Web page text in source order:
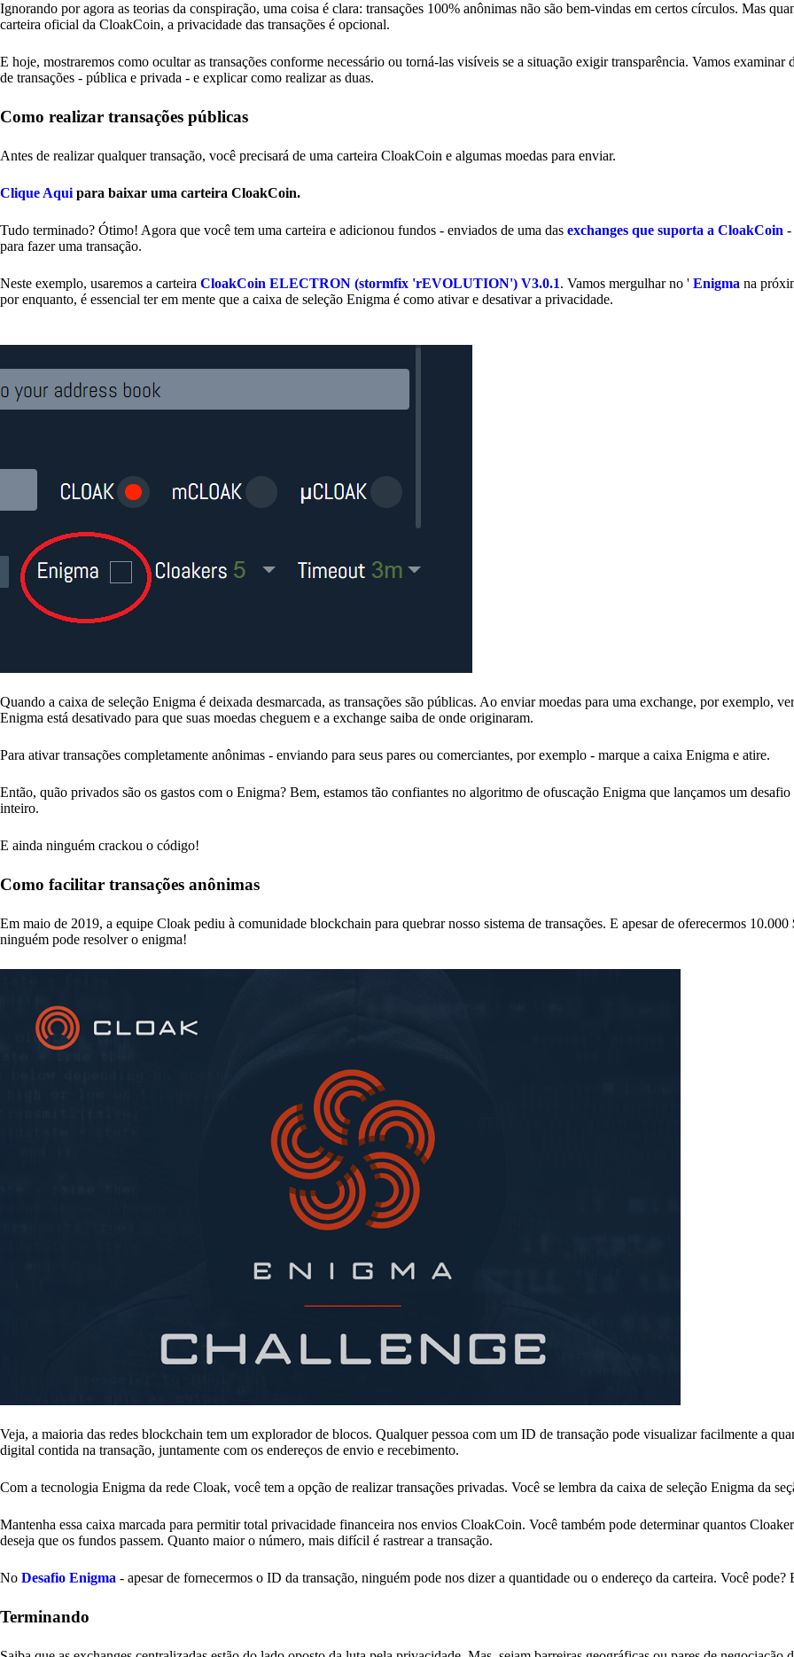
Ignorando por agora as teorias da conspiração, uma coisa é clara: transações 100% anônimas não são bem-vindas em certos círculos. Mas
carteira oficial da CloakCoin, a privacidade das transações é opcional.
E hoje, mostraremos como ocultar as transações conforme necessário ou torná-las visíveis se a situação exigir transparência. Vamos examinar
de transações - pública e privada - e explicar como realizar as duas.
Como realizar transações públicas
Antes de realizar qualquer transação, você precisará de uma carteira CloakCoin e algumas moedas para enviar.
Clique Aqui para baixar uma carteira CloakCoin.
Tudo terminado? Ótimo! Agora que você tem uma carteira e adicionou fundos - enviados de uma das exchanges que suporta a CloakCoin -
para fazer uma transação.
Neste exemplo, usaremos a carteira CloakCoin ELECTRON (stormfix 'rEVOLUTION') V3.0.1. Vamos mergulhar no ' Enigma na
por enquanto, é essencial ter em mente que a caixa de seleção Enigma é como ativar e desativar a privacidade.
Quando a caixa de seleção Enigma é deixada desmarcada, as transações são públicas. Ao enviar moedas para uma exchange, por exemplo,
Enigma está desativado para que suas moedas cheguem e a exchange saiba de onde originaram.
Para ativar transações completamente anônimas - enviando para seus pares ou comerciantes, por exemplo - marque a caixa Enigma e atire.
Então, quão privados são os gastos com o Enigma? Bem, estamos tão confiantes no algoritmo de ofuscação Enigma que lançamos um
inteiro.
E ainda ninguém crackou o código!
Como facilitar transações anônimas
Em maio de 2019, a equipe Cloak pediu à comunidade blockchain para quebrar nosso sistema de transações. E apesar de oferecermos
ninguém pode resolver o enigma!
Veja, a maioria das redes blockchain tem um explorador de blocos. Qualquer pessoa com um ID de transação pode visualizar facilmente a
digital contida na transação, juntamente com os endereços de envio e recebimento.
Com a tecnologia Enigma da rede Cloak, você tem a opção de realizar transações privadas. Você se lembra da caixa de seleção Enigma da
Mantenha essa caixa marcada para permitir total privacidade financeira nos envios CloakCoin. Você também pode determinar quantos
deseja que os fundos passem. Quanto maior o número, mais difícil é rastrear a transação.
No Desafio Enigma - apesar de fornecermos o ID da transação, ninguém pode nos dizer a quantidade ou o endereço da carteira. Você pode?
Terminando